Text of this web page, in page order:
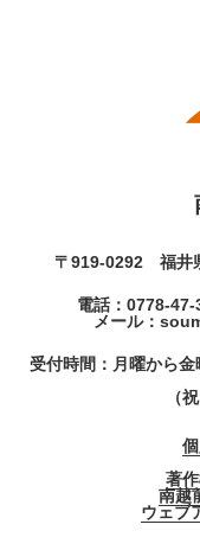
〒919-0292 福井
電話： 0778-47-
メール：
受付時間：月曜から
（
著
南越
ウェブ